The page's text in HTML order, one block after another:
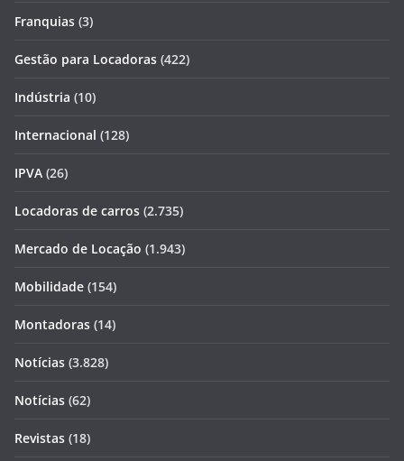
Franquias (3)
Gestão para Locadoras (422)
Indústria (10)
Internacional (128)
IPVA (26)
Locadoras de carros (2.735)
Mercado de Locação (1.943)
Mobilidade (154)
Montadoras (14)
Notícias (3.828)
Notícias (62)
Revistas (18)